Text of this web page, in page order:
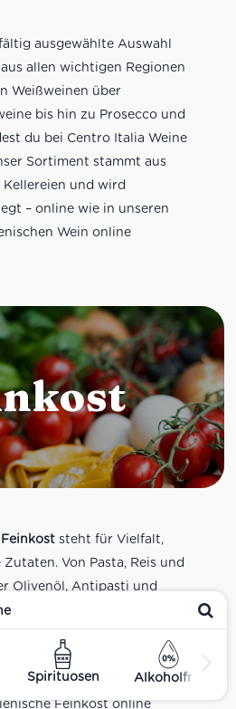
Spirituosen Alkoholfrei
ausgewählte Auswahl
allen wichtigen Regionen
Weißweinen über
bis hin zu Prosecco und
du bei Centro Italia Weine
Sortiment stammt aus
und wird
– online wie in unseren
Wein online
steht für Vielfalt,
Von Pasta, Reis und
Olivenöl, Antipasti und
und Spezialitäten aus
Italiens. Alle Produkte
Supermarkt-Sortiments
Alltagsküche und
Feinkost online